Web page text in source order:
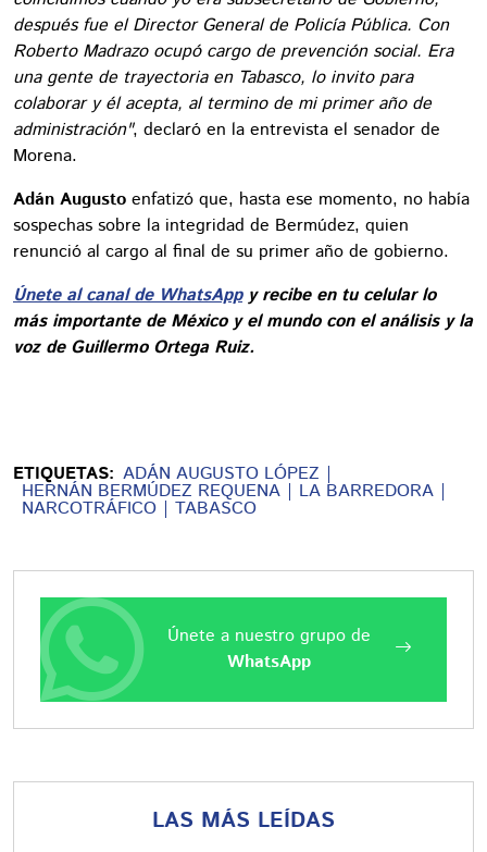
después fue el Director General de Policía Pública. Con
Roberto Madrazo ocupó cargo de prevención social. Era
una gente de trayectoria en Tabasco, lo invito para
colaborar y él acepta, al termino de mi primer año de
administración", declaró en la entrevista el senador de
Morena.
Adán Augusto enfatizó que, hasta ese momento, no había
sospechas sobre la integridad de Bermúdez, quien
renunció al cargo al final de su primer año de gobierno.
Únete al canal de WhatsAppy recibe en tu celular lo
más importante de México y el mundo con el análisis y la
voz de Guillermo Ortega Ruiz.
ETIQUETAS: ADÁN AUGUSTO LÓPEZ
HERNÁN BERMÚDEZ REQUENA LA BARREDORA
NARCOTRÁFICO TABASCO
Únete a nuestro grupo de
WhatsApp
LAS MÁS LEÍDAS